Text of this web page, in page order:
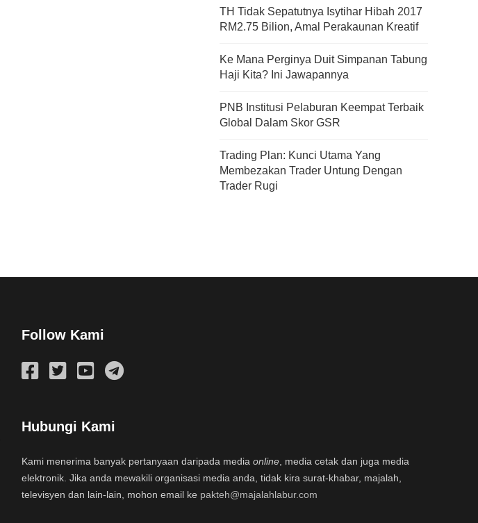
TH Tidak Sepatutnya Isytihar Hibah 2017
RM2.75 Bilion, Amal Perakaunan Kreatif
Ke Mana Perginya Duit Simpanan Tabung
Haji Kita? Ini Jawapannya
PNB Institusi Pelaburan Keempat Terbaik
Global Dalam Skor GSR
Trading Plan: Kunci Utama Yang
Membezakan Trader Untung Dengan
Trader Rugi
Follow Kami
Hubungi Kami
Kami menerima banyak pertanyaan daripada media online , media cetak dan juga media
elektronik. Jika anda mewakili organisasi media anda, tidak kira surat-khabar, majalah,
televisyen dan lain-lain, mohon email ke pakteh@majalahlabur.com